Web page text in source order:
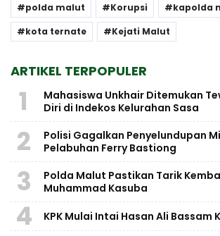
polda malut Korupsi
kapolda
kota ternate
Kejati Malut
ARTIKEL TERPOPULER
1
Mahasiswa Unkhair Ditemukan
Diri di Indekos Kelurahan Sasa
2
Polisi Gagalkan Penyelundupan
Pelabuhan Ferry Bastiong
3
Polda Malut Pastikan Tarik
Muhammad Kasuba
4 KPK Mulai Intai Hasan Ali Bassam